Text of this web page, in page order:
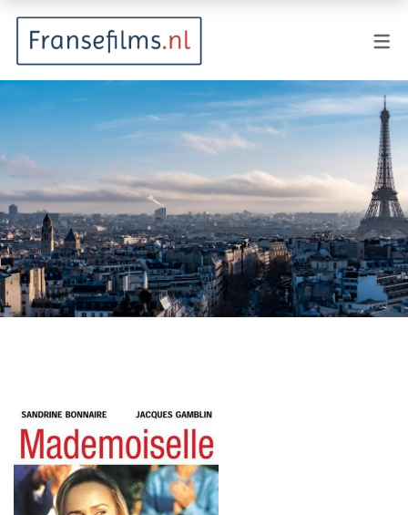
Animatie
Documentaire
Drama
Fantasy
Horror
Misdaad
Musical
Oorlogsfilm